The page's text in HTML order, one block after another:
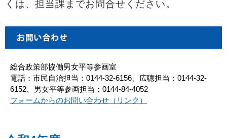
くは、担当課までお問合せください。
総合政策部協働男女平等参画室
電話：市民自治担当：0144-32-6156、広聴担当：0144-32-
6152、男女平等参画担当：0144-84-4052
フォームからのお問い合わせ（リンク）